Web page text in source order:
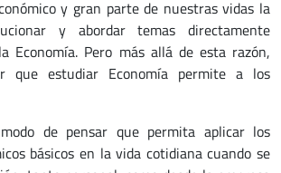
y gran parte de nuestras vidas la
y abordar temas directamente
Economía. Pero más allá de esta razón,
que estudiar Economía permite a los
de pensar que permita aplicar los
básicos en la vida cotidiana cuando se